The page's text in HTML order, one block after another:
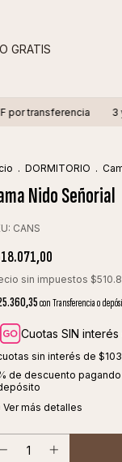
GRATIS
3 y 6 cuotas
. DORMITORIO .
Nido Señorial
CANS
sin impuestos
conTransferencia o
Cuotas SIN interés
sin interés de
de descuento
Ver más detalles